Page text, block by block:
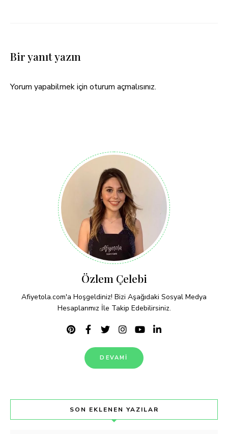
Bir yanıt yazın
Yorum yapabilmek için oturum açmalısınız.
Özlem Çelebi
Afiyetola.com'a Hoşgeldiniz! Bizi Aşağıdaki Sosyal Medya
Hesaplarımız İle Takip Edebilirsiniz.
DEVAMI
SON EKLENEN YAZILAR